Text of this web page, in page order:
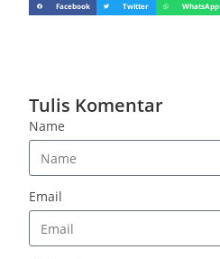
Facebook Twitter WhatsApp
Tulis Komentar
Name
Email